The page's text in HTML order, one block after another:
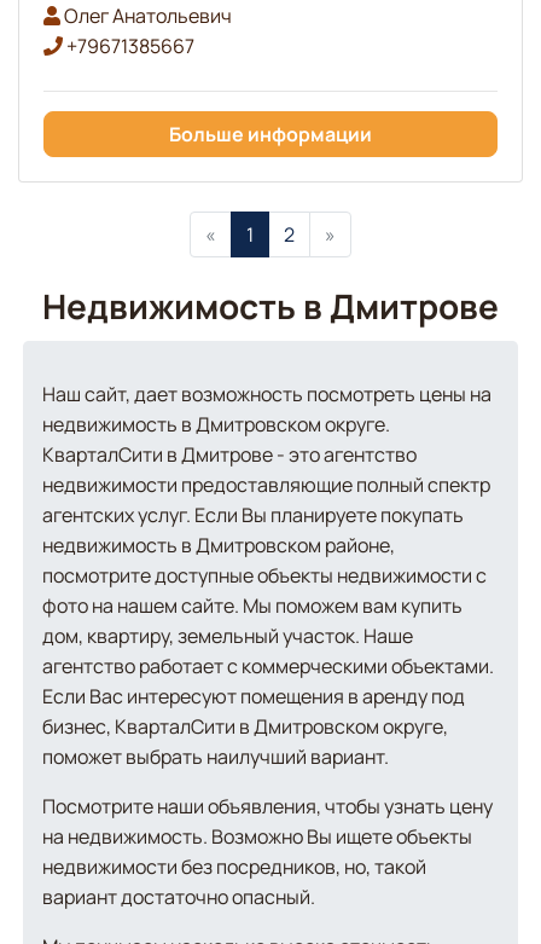
Олег Анатольевич
+79671385667
Больше информации
« 1 2 »
Недвижимость в Дмитрове
Наш сайт, дает возможность посмотреть цены на
недвижимость в Дмитровском округе.
КварталСити в Дмитрове - это агентство
недвижимости предоставляющие полный спектр
агентских услуг. Если Вы планируете покупать
недвижимость в Дмитровском районе,
посмотрите доступные объекты недвижимости с
фото на нашем сайте. Мы поможем вам купить
дом, квартиру, земельный участок. Наше
агентство работает с коммерческими объектами.
Если Вас интересуют помещения в аренду под
бизнес, КварталСити в Дмитровском округе,
поможет выбрать наилучший вариант.
Посмотрите наши объявления, чтобы узнать цену
на недвижимость. Возможно Вы ищете объекты
недвижимости без посредников, но, такой
вариант достаточно опасный.